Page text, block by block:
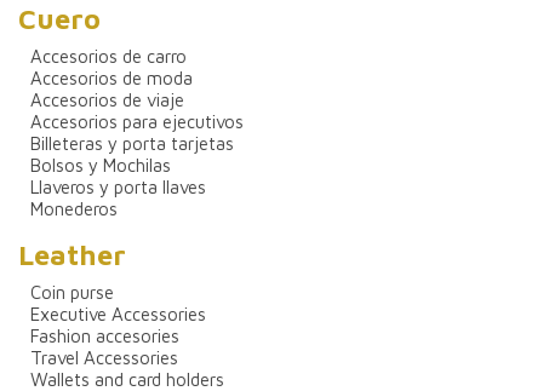
Cuero
Accesorios de carro
Accesorios de moda
Accesorios de viaje
Accesorios para ejecutivos
Billeteras y porta tarjetas
Bolsos y Mochilas
Llaveros y porta llaves
Monederos
Leather
Coin purse
Executive Accessories
Fashion accesories
Travel Accessories
Wallets and card holders